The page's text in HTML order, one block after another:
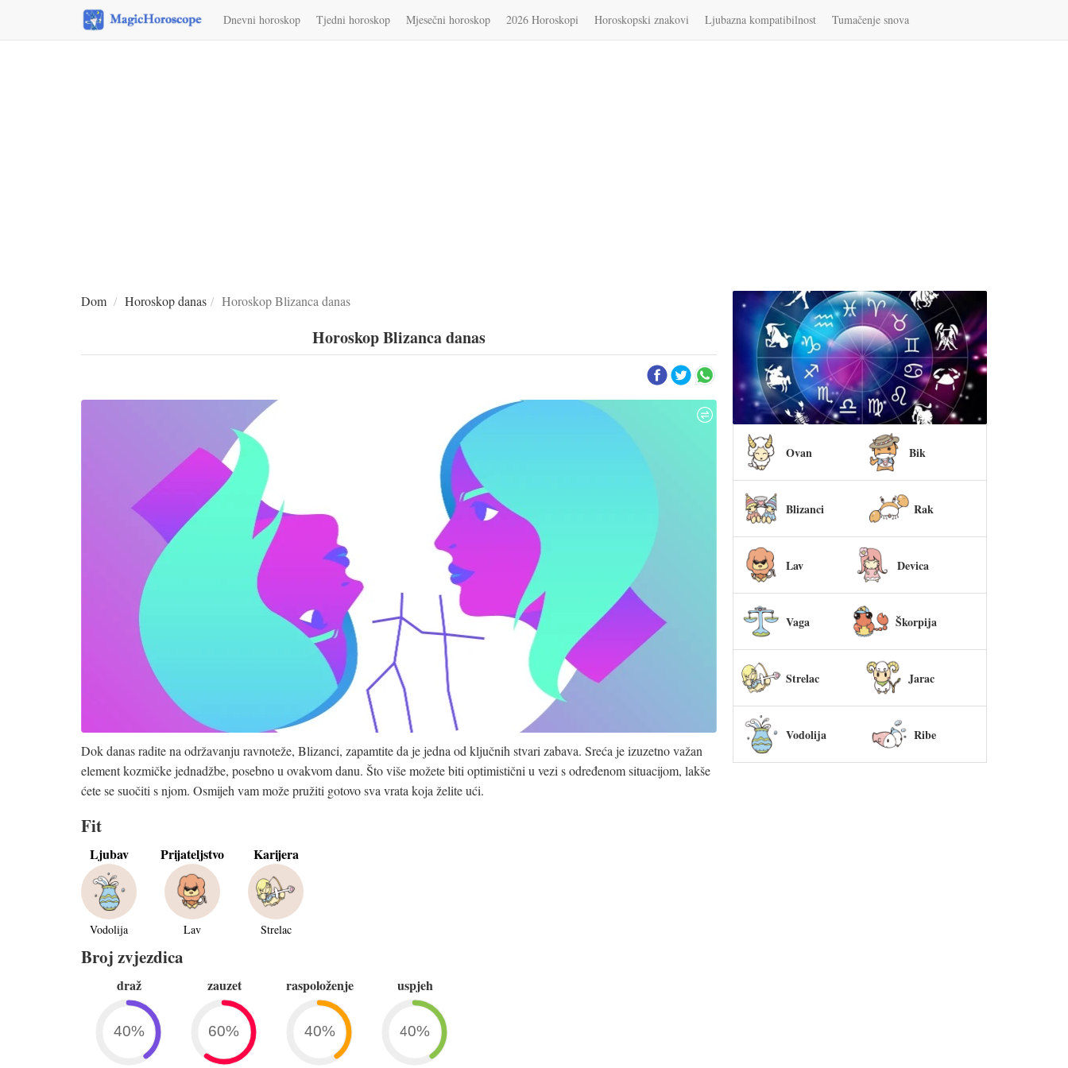
Dnevni horoskop Tjedni horoskop Mjesečni horoskop 2026 Horoskopi Horoskopski znakovi Ljubazna kompatibilnost Tumačenje snova
Dom Horoskop danas Horoskop Blizanca danas
Horoskop Blizanca danas
Dok danas radite na održavanju ravnoteže, Blizanci, zapamtite da je jedna od ključnih stvari zabava. Sreća je izuzetno važan
element kozmičke jednadžbe, posebno u ovakvom danu. Što više možete biti optimistični u vezi s određenom situacijom, lakše
ćete se suočiti s njom. Osmijeh vam može pružiti gotovo sva vrata koja želite ući.
Fit
Ljubav
Vodolija
Prijateljstvo
Lav
Karijera
Strelac
Broj zvjezdica
draž
40%
zauzet
60%
raspoloženje
40%
uspjeh
40%
Ovan Bik
Blizanci Rak
Lav Devica
Vaga Škorpija
Strelac Jarac
Vodolija Ribe